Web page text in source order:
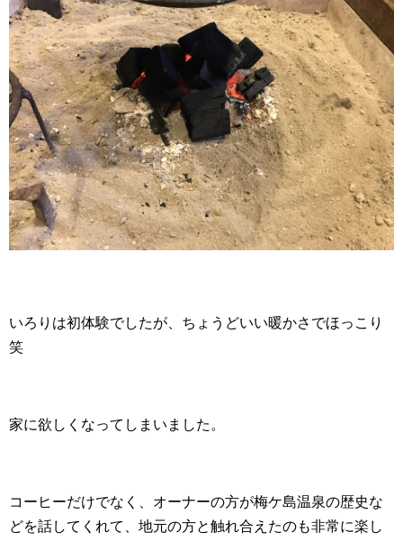
いろりは初体験でしたが、ちょうどいい暖かさでほっこり
笑
家に欲しくなってしまいました。
コーヒーだけでなく、オーナーの方が梅ケ島温泉の歴史な
どを話してくれて、地元の方と触れ合えたのも非常に楽し